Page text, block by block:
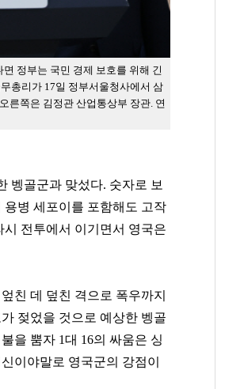
정부는 국민 경제 보호를 위해 긴
총리가 17일 정부서울청사에서 삼
른쪽은 김정관 산업통상부 장관. 연
벵골군과 맞섰다. 숫자로 보
용병 세포이를 포함해도 고작
전투에서 이기면서 영국은
친 데 덮친 격으로 폭우까지
젖었을 것으로 예상한 벵골
을 뿜자 1대 16의 싸움은 싱
이야말로 영국군의 강점이